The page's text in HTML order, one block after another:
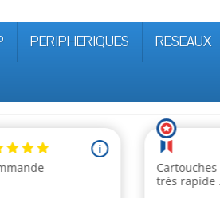
PERIPHERIQUES RESEAUX